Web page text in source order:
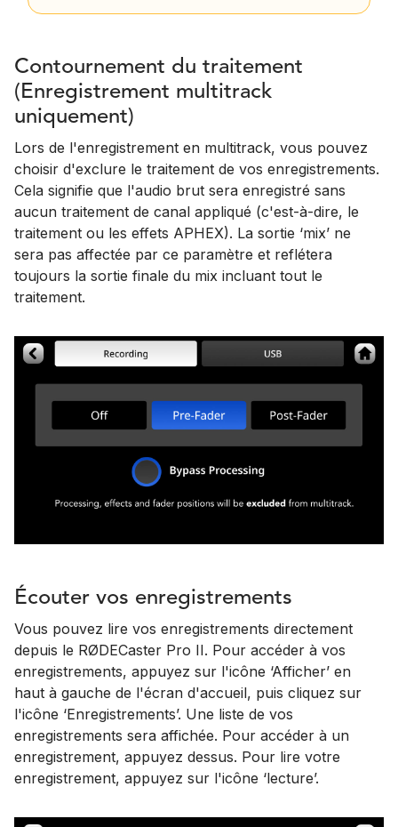
Contournement du traitement
(Enregistrement multitrack
uniquement)
Lors de l'enregistrement en multitrack, vous pouvez
choisir d'exclure le traitement de vos enregistrements.
Cela signifie que l'audio brut sera enregistré sans
aucun traitement de canal appliqué (c'est-à-dire, le
traitement ou les effets APHEX). La sortie ‘mix’ ne
sera pas affectée par ce paramètre et reflétera
toujours la sortie finale du mix incluant tout le
traitement.
Écouter vos enregistrements
Vous pouvez lire vos enregistrements directement
depuis le RØDECaster Pro II. Pour accéder à vos
enregistrements, appuyez sur l'icône ‘Afficher’ en
haut à gauche de l'écran d'accueil, puis cliquez sur
l'icône ‘Enregistrements’. Une liste de vos
enregistrements sera affichée. Pour accéder à un
enregistrement, appuyez dessus. Pour lire votre
enregistrement, appuyez sur l'icône ‘lecture’.